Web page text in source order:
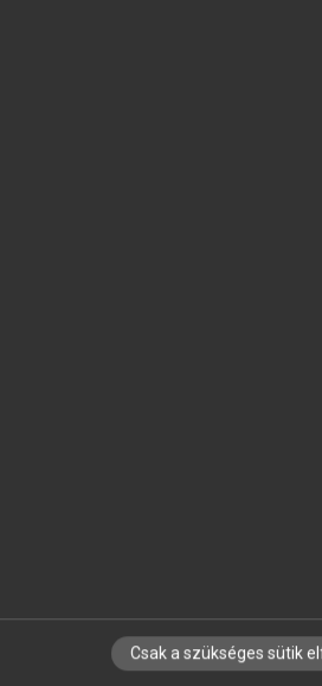
IRATKOZZ FEL
Csak a szükséges sütik